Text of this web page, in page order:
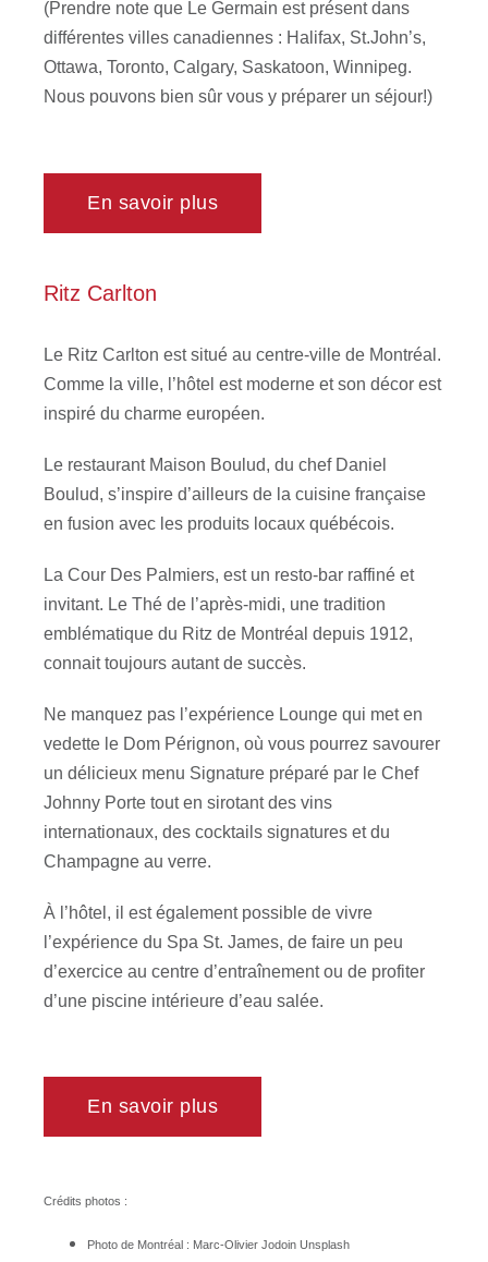
(Prendre note que Le Germain est présent dans
différentes villes canadiennes : Halifax, St.John’s,
Ottawa, Toronto, Calgary, Saskatoon, Winnipeg.
Nous pouvons bien sûr vous y préparer un séjour!)
En savoir plus
Ritz Carlton
Le Ritz Carlton est situé au centre-ville de Montréal.
Comme la ville, l’hôtel est moderne et son décor est
inspiré du charme européen.
Le restaurant Maison Boulud, du chef Daniel
Boulud, s’inspire d’ailleurs de la cuisine française
en fusion avec les produits locaux québécois.
La Cour Des Palmiers, est un resto-bar raffiné et
invitant. Le Thé de l’après-midi, une tradition
emblématique du Ritz de Montréal depuis 1912,
connait toujours autant de succès.
Ne manquez pas l’expérience Lounge qui met en
vedette le Dom Pérignon, où vous pourrez savourer
un délicieux menu Signature préparé par le Chef
Johnny Porte tout en sirotant des vins
internationaux, des cocktails signatures et du
Champagne au verre.
À l’hôtel, il est également possible de vivre
l’expérience du Spa St. James, de faire un peu
d’exercice au centre d’entraînement ou de profiter
d’une piscine intérieure d’eau salée.
En savoir plus
Crédits photos :
Photo de Montréal : Marc-Olivier Jodoin Unsplash